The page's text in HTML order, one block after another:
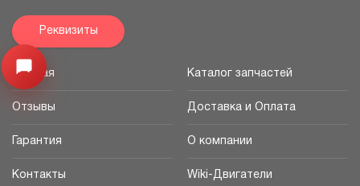
Узнайте цену запчасти -> Открыть меню
Реквизиты
Главная Каталог запчастей
Отзывы Доставка и Оплата
Гарантия О компании
Контакты Wiki-Двигатели